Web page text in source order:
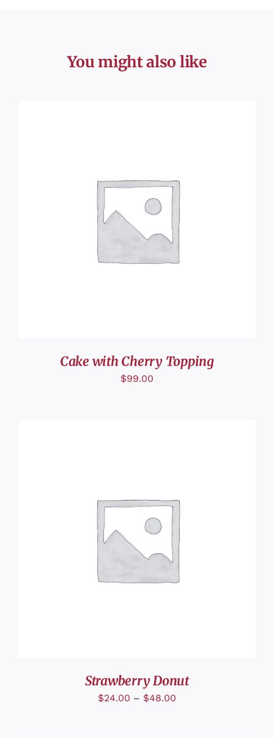
You might also like
AJOUTER AU PANIER
Cake with Cherry Topping
$99.00
DÉTAILS
Strawberry Donut
$24.00 – $48.00